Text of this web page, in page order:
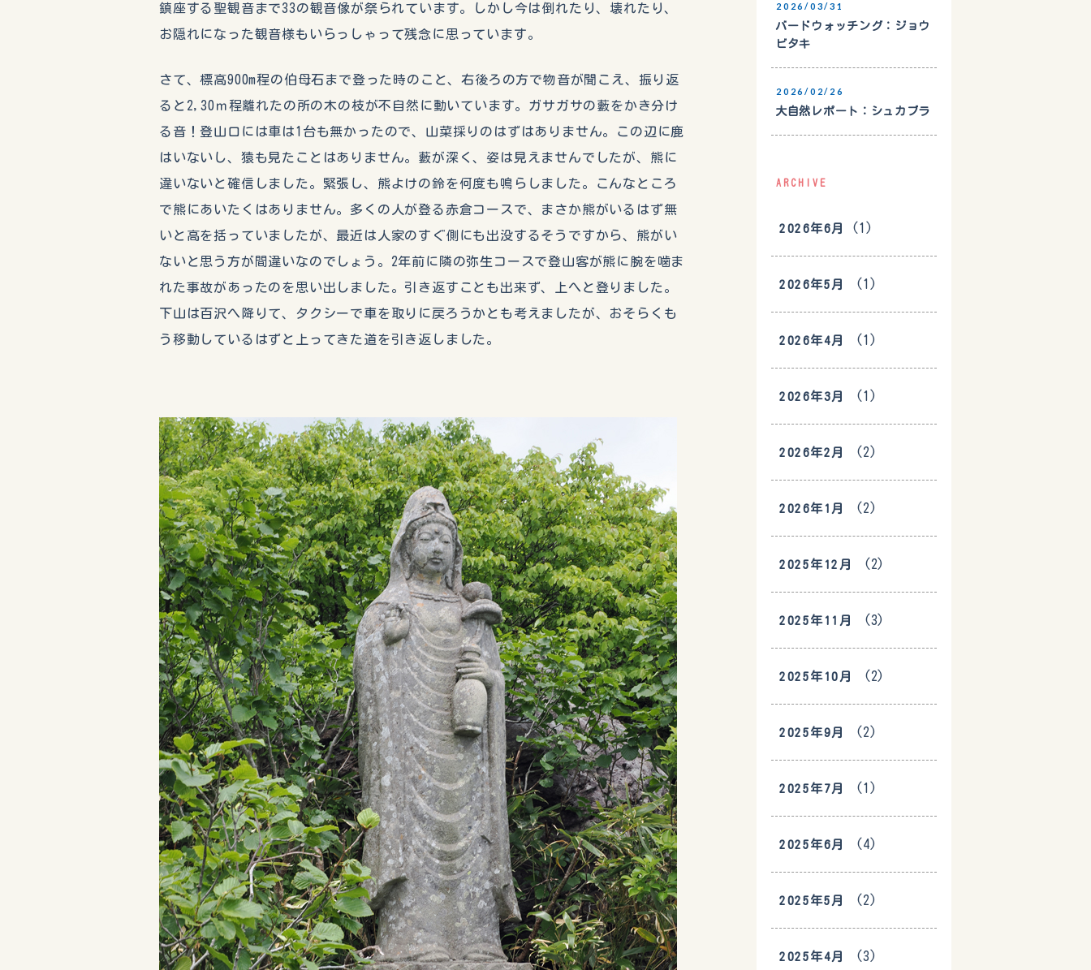
鎮座する聖観音まで33の観音像が祭られています。しかし今は倒れたり、壊れたり、
お隠れになった観音様もいらっしゃって残念に思っています。
さて、標高900m程の伯母石まで登った時のこと、右後ろの方で物音が聞こえ、振り返
ると2,30ｍ程離れたの所の木の枝が不自然に動いています。ガサガサの藪をかき分け
る音！登山口には車は1台も無かったので、山菜採りのはずはありません。この辺に鹿
はいないし、猿も見たことはありません。藪が深く、姿は見えませんでしたが、熊に
違いないと確信しました。緊張し、熊よけの鈴を何度も鳴らしました。こんなところ
で熊にあいたくはありません。多くの人が登る赤倉コースで、まさか熊がいるはず無
いと高を括っていましたが、最近は人家のすぐ側にも出没するそうですから、熊がい
ないと思う方が間違いなのでしょう。2年前に隣の弥生コースで登山客が熊に腕を噛ま
れた事故があったのを思い出しました。引き返すことも出来ず、上へと登りました。
下山は百沢へ降りて、タクシーで車を取りに戻ろうかとも考えましたが、おそらくも
う移動しているはずと上ってきた道を引き返しました。
2026/03/31
バードウォッチング：ジョウ
ビタキ
2026/02/26
大自然レポート：シュカブラ
ARCHIVE
2026年6月 (1)
2026年5月 (1)
2026年4月 (1)
2026年3月 (1)
2026年2月 (2)
2026年1月 (2)
2025年12月 (2)
2025年11月 (3)
2025年10月 (2)
2025年9月 (2)
2025年7月 (1)
2025年6月 (4)
2025年5月 (2)
2025年4月 (3)